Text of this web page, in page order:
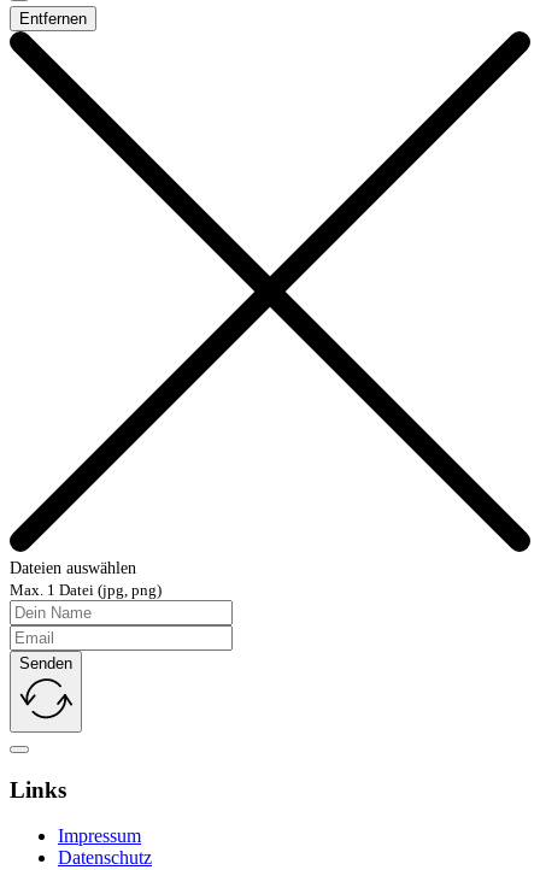
Entfernen
Dateien auswählen
Max. 1 Datei (jpg, png)
Senden
Links
Impressum
Datenschutz